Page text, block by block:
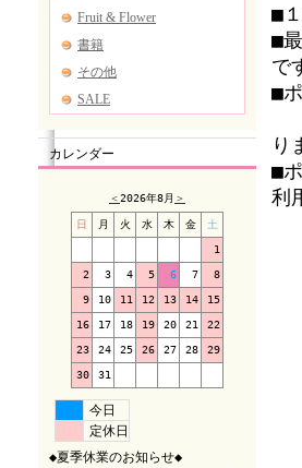
カレンダー
＜2026年8月 ＞
日 月 火 水 木 金 土
1
2 3 4 5 6 7 8
9 10 11 12 13 14 15
16 17 18 19 20 21 22
23 24 25 26 27 28 29
30 31
今日
定休日
◆夏季休業のお知らせ◆
■
■
で
■
り
■
利